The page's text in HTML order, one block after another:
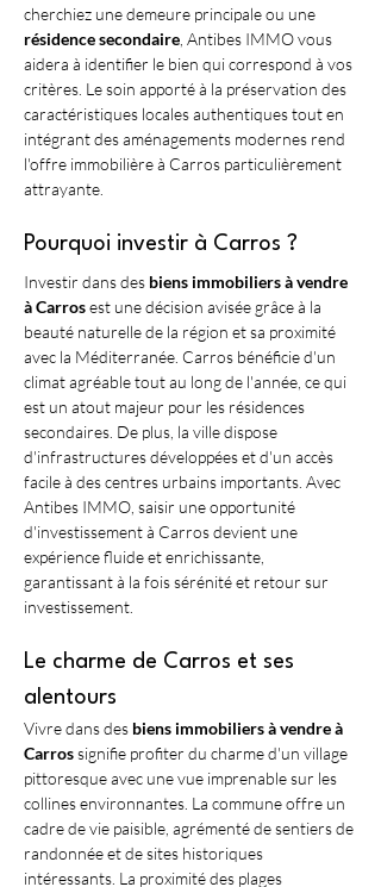
cherchiez une demeure principale ou une
résidence secondaire , Antibes IMMO vous
aidera à identifier le bien qui correspond à vos
critères. Le soin apporté à la préservation des
caractéristiques locales authentiques tout en
intégrant des aménagements modernes rend
l'offre immobilière à Carros particulièrement
attrayante.
Pourquoi investir à Carros ?
Investir dans des biens immobiliers à vendre
à Carros est une décision avisée grâce à la
beauté naturelle de la région et sa proximité
avec la Méditerranée. Carros bénéficie d'un
climat agréable tout au long de l'année, ce qui
est un atout majeur pour les résidences
secondaires. De plus, la ville dispose
d'infrastructures développées et d'un accès
facile à des centres urbains importants. Avec
Antibes IMMO, saisir une opportunité
d'investissement à Carros devient une
expérience fluide et enrichissante,
garantissant à la fois sérénité et retour sur
investissement.
Le charme de Carros et ses
alentours
Vivre dans des biens immobiliers à vendre à
Carros signifie profiter du charme d'un village
pittoresque avec une vue imprenable sur les
collines environnantes. La commune offre un
cadre de vie paisible, agrémenté de sentiers de
randonnée et de sites historiques
intéressants. La proximité des plages